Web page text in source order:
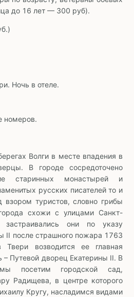
до 16 лет — 300 руб).
Ночь в отеле.
номеров.
Волги в месте впадения в
В городе сосредоточено
старинных монастырей и
русских писателей то и
взором туристов, словно грибы
схожи с улицами Санкт-
они по указу
II после страшного пожара 1763
возводится ее главная
– Путевой дворец Екатерины II. В
посетим городской сад,
Радищева, в центре которого
Кругу, насладимся видами